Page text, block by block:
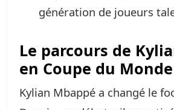
génération de joueurs
Le parcours de
en Coupe du Monde
Kylian Mbappé a changé le